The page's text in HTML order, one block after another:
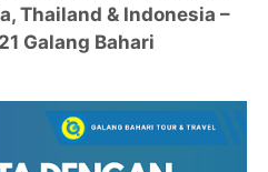
Thailand & Indonesia –
Galang Bahari